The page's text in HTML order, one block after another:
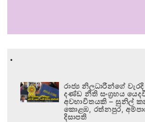
.
රාජ්‍ය නිලධාරීන්ගේ
දණ්ඩ නීති සංග්‍රහය
අවභාවිතයකි – සුනිල්
කොළඹ, රත්නපුර,
දිසාපති